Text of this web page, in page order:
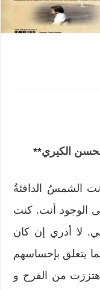
لحسن الكيري**
الشمسُ الدافئةُ
الوجود أنت. كنت
لا أدري إن كان
يتعلق بإحساسهم
من الفرح و